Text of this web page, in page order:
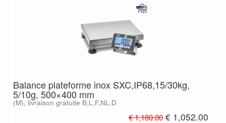
Balance plateforme inox SXC,IP68,15/30kg,
5/10g, 500×400 mm
(M), livraison gratuite B,L,F,NL,D
€ 1,180.00 € 1,052.00